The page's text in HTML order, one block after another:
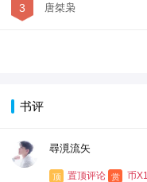
3 唐桀枭
书评
尋漞流矢
顶 置顶评论 赏
币